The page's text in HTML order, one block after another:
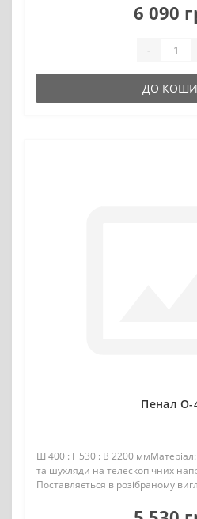
6 090
-
ДО
Пенал О-
Ш 400 : Г 530 : В 2200
та шухляди на телескопічних
Поставляється в розібраному